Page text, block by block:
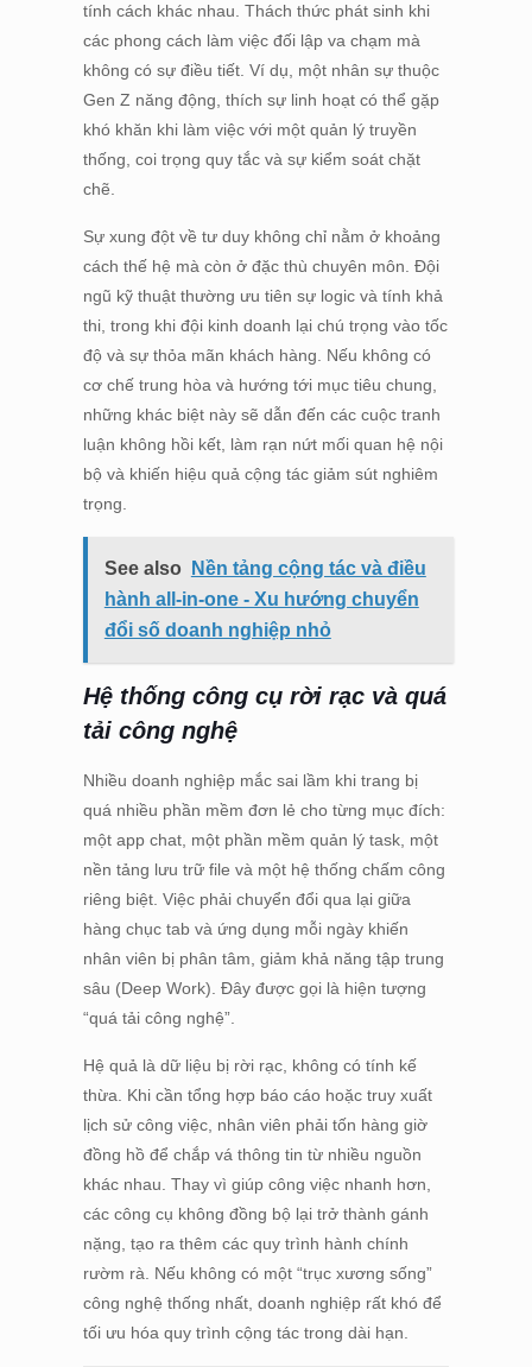
tính cách khác nhau. Thách thức phát sinh khi
các phong cách làm việc đối lập va chạm mà
không có sự điều tiết. Ví dụ, một nhân sự thuộc
Gen Z năng động, thích sự linh hoạt có thể gặp
khó khăn khi làm việc với một quản lý truyền
thống, coi trọng quy tắc và sự kiểm soát chặt
chẽ.
Sự xung đột về tư duy không chỉ nằm ở khoảng
cách thế hệ mà còn ở đặc thù chuyên môn. Đội
ngũ kỹ thuật thường ưu tiên sự logic và tính khả
thi, trong khi đội kinh doanh lại chú trọng vào tốc
độ và sự thỏa mãn khách hàng. Nếu không có
cơ chế trung hòa và hướng tới mục tiêu chung,
những khác biệt này sẽ dẫn đến các cuộc tranh
luận không hồi kết, làm rạn nứt mối quan hệ nội
bộ và khiến hiệu quả cộng tác giảm sút nghiêm
trọng.
See also
Nền tảng cộng tác và điều
hành all-in-one - Xu hướng chuyển
đổi số doanh nghiệp nhỏ
Hệ thống công cụ rời rạc và quá
tải công nghệ
Nhiều doanh nghiệp mắc sai lầm khi trang bị
quá nhiều phần mềm đơn lẻ cho từng mục đích:
một app chat, một phần mềm quản lý task, một
nền tảng lưu trữ file và một hệ thống chấm công
riêng biệt. Việc phải chuyển đổi qua lại giữa
hàng chục tab và ứng dụng mỗi ngày khiến
nhân viên bị phân tâm, giảm khả năng tập trung
sâu (Deep Work). Đây được gọi là hiện tượng
“quá tải công nghệ”.
Hệ quả là dữ liệu bị rời rạc, không có tính kế
thừa. Khi cần tổng hợp báo cáo hoặc truy xuất
lịch sử công việc, nhân viên phải tốn hàng giờ
đồng hồ để chắp vá thông tin từ nhiều nguồn
khác nhau. Thay vì giúp công việc nhanh hơn,
các công cụ không đồng bộ lại trở thành gánh
nặng, tạo ra thêm các quy trình hành chính
rườm rà. Nếu không có một “trục xương sống”
công nghệ thống nhất, doanh nghiệp rất khó để
tối ưu hóa quy trình cộng tác trong dài hạn.